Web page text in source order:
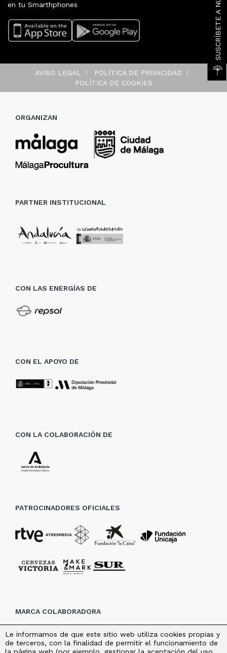
en tu Smarthphones
AVISO LEGAL
POLÍTICA DE PRIVACIDAD
POLÍTICA DE COOKIES
ORGANIZAN
PARTNER INSTITUCIONAL
CON LAS ENERGÍAS DE
CON EL APOYO DE
CON LA COLABORACIÓN DE
PATROCINADORES OFICIALES
MARCA COLABORADORA
Le informamos de que este sitio web utiliza cookies propias y
de terceros, con la finalidad de permitir el funcionamiento de